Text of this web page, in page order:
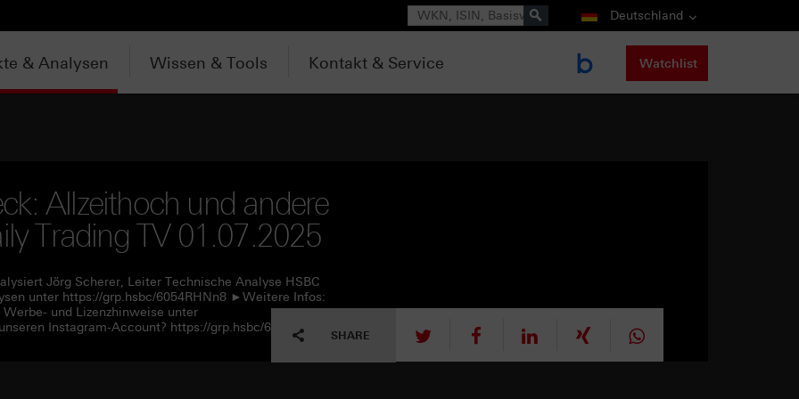
Suche Deutschland
& Analysen Wissen & Tools Kontakt & Service Watchlist
Allzeithoch und andere
Trading TV 01.07.2025
Jörg Scherer, Leiter Technische Analyse HSBC
unter https://grp.hsbc/6054RHNn8 ►Weitere Infos:
und Lizenzhinweise unter
Instagram-Account? https://grp.hsbc/6057RHNn1
SHARE tweet mitteilen